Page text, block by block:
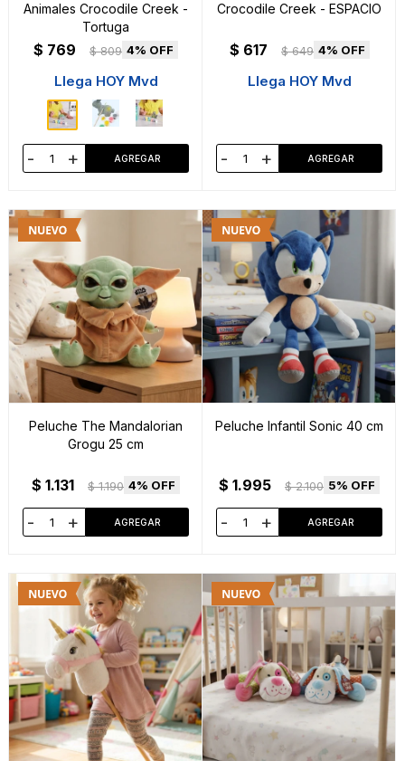
Animales Crocodile Creek -
Tortuga
$ 769 $ 809 4
Llega HOY Mvd
- +
Crocodile Creek - ESPACIO
$ 617 $ 649 4
Llega HOY Mvd
- +
Peluche The Mandalorian
Grogu 25 cm
$ 1.131 $ 1.190 4
- +
Peluche Infantil Sonic 40 cm
$ 1.995 $ 2.100 5
- +